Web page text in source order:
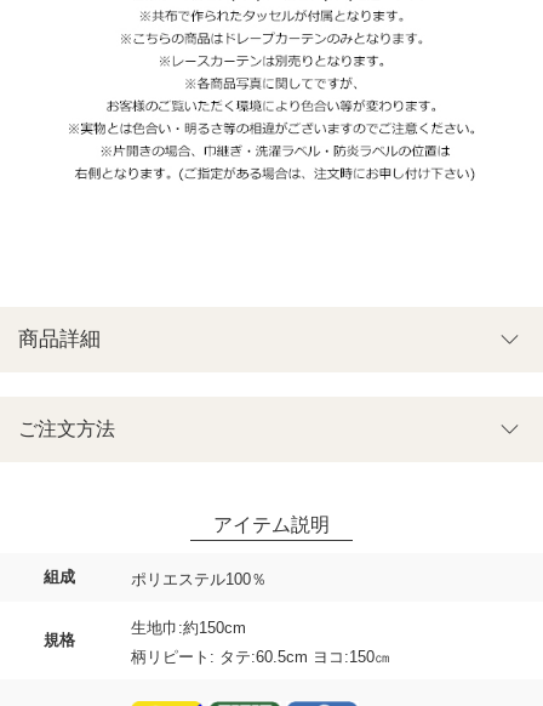
組成 ポリエステル100％
規格
生地巾:約150cm
柄リピート: タテ:60.5cm ヨコ:150㎝
ご注文方法
商品詳細